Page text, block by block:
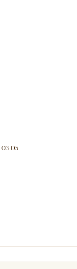
O3-O5